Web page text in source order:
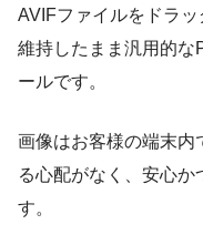
AVIFファイルをドラ
維持したまま汎用的な
ールです。
画像はお客様の端末内
る心配がなく、安心か
す。